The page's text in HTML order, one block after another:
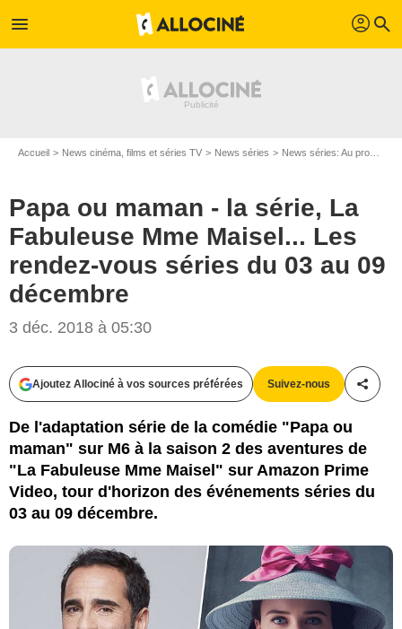
menu profil search
Accueil News cinéma, films et séries TV News séries News séries: Au programme
Papa ou maman - la série, La
Fabuleuse Mme Maisel... Les
rendez-vous séries du 03 au 09
décembre
3 déc. 2018 à 05:30
Ajoutez Allociné à vos sources préférées Suivez-nous
De l'adaptation série de la comédie "Papa ou
maman" sur M6 à la saison 2 des aventures de
"La Fabuleuse Mme Maisel" sur Amazon Prime
Video, tour d'horizon des événements séries du
03 au 09 décembre.